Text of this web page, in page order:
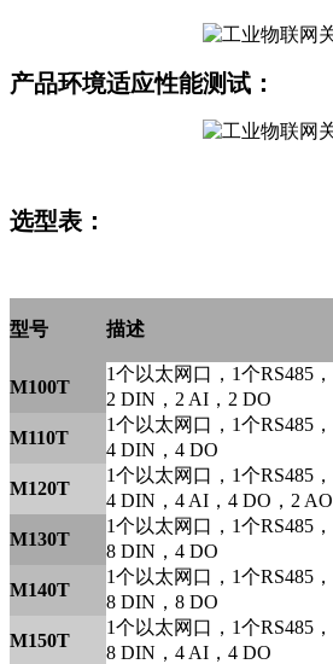
产品环境适应性能测试：
选型表：
型号 描述
M100T
1个以太网口，1个RS485，
2 DIN，2 AI，2 DO
M110T
1个以太网口，1个RS485，
4 DIN，4 DO
M120T
1个以太网口，1个RS485，
4 DIN，4 AI，4 DO，2 AO
M130T
1个以太网口，1个RS485，
8 DIN，4 DO
M140T
1个以太网口，1个RS485，
8 DIN，8 DO
M150T
1个以太网口，1个RS485，
8 DIN，4 AI，4 DO